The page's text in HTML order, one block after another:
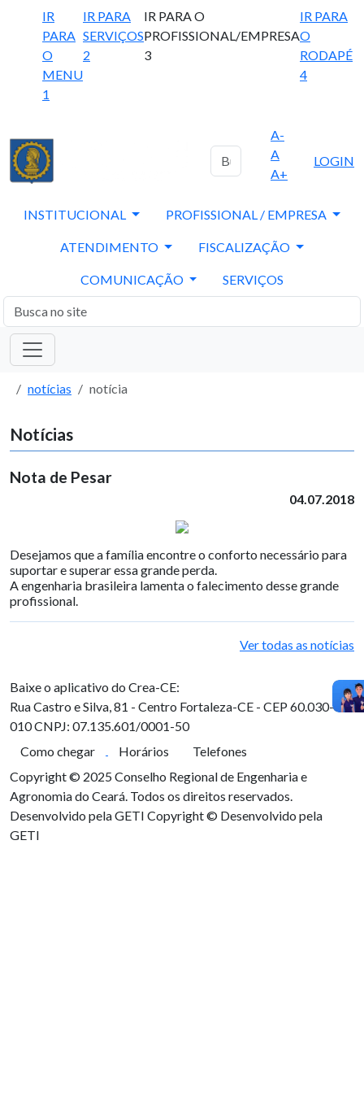
IR
PARA
O
MENU
1
IR PARA
SERVIÇOS
2
IR PARA O
PROFISSIONAL/EMPRESA
3
IR PARA
O
RODAPÉ
4
A-
A
A+
LOGIN
INSTITUCIONAL PROFISSIONAL / EMPRESA
ATENDIMENTO FISCALIZAÇÃO
COMUNICAÇÃO SERVIÇOS
notícias notícia
Notícias
Nota de Pesar
04.07.2018
Desejamos que a família encontre o conforto necessário para
suportar e superar essa grande perda.
A engenharia brasileira lamenta o falecimento desse grande
profissional.
Ver todas as notícias
Baixe o aplicativo do Crea-CE:
Rua Castro e Silva, 81 - Centro Fortaleza-CE - CEP 60.030-
010CNPJ: 07.135.601/0001-50
Como chegar
Horários
Telefones
Copyright © 2025 Conselho Regional de Engenharia e
Agronomia do Ceará. Todos os direitos reservados.
Desenvolvido pela GETI Copyright © Desenvolvido pela
GETI